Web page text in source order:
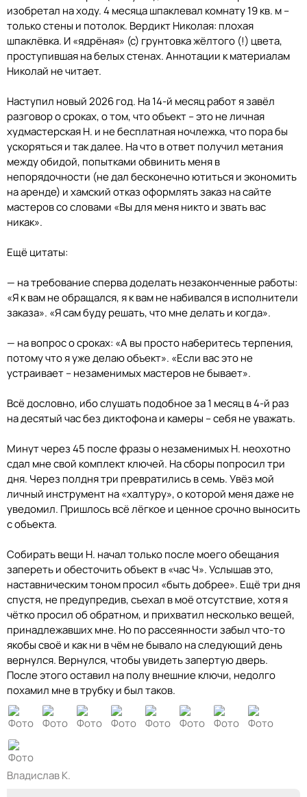
изобретал на ходу. 4 месяца шпаклевал комнату 19 кв. м –
только стены и потолок. Вердикт Николая: плохая
шпаклёвка. И «ядрёная» (с) грунтовка жёлтого (!) цвета,
проступившая на белых стенах. Аннотации к материалам
Николай не читает.
Наступил новый 2026 год. На 14-й месяц работ я завёл
разговор о сроках, о том, что объект – это не личная
худмастерская Н. и не бесплатная ночлежка, что пора бы
ускоряться и так далее. На что в ответ получил метания
между обидой, попытками обвинить меня в
непорядочности (не дал бесконечно ютиться и экономить
на аренде) и хамский отказ оформлять заказ на сайте
мастеров со словами «Вы для меня никто и звать вас
никак».
Ещё цитаты:
— на требование сперва доделать незаконченные работы:
«Я к вам не обращался, я к вам не набивался в исполнители
заказа». «Я сам буду решать, что мне делать и когда».
— на вопрос о сроках: «А вы просто наберитесь терпения,
потому что я уже делаю объект». «Если вас это не
устраивает – незаменимых мастеров не бывает».
Всё дословно, ибо слушать подобное за 1 месяц в 4-й раз
на десятый час без диктофона и камеры – себя не уважать.
Минут через 45 после фразы о незаменимых Н. неохотно
сдал мне свой комплект ключей. На сборы попросил три
дня. Через полдня три превратились в семь. Увёз мой
личный инструмент на «халтуру», о которой меня даже не
уведомил. Пришлось всё лёгкое и ценное срочно выносить
с объекта.
Собирать вещи Н. начал только после моего обещания
запереть и обесточить объект в «час Ч». Услышав это,
наставническим тоном просил «быть добрее». Ещё три дня
спустя, не предупредив, съехал в моё отсутствие, хотя я
чётко просил об обратном, и прихватил несколько вещей,
принадлежавших мне. Но по рассеянности забыл что-то
якобы своё и как ни в чём не бывало на следующий день
вернулся. Вернулся, чтобы увидеть запертую дверь.
После этого оставил на полу внешние ключи, недолго
похамил мне в трубку и был таков.
Владислав К.